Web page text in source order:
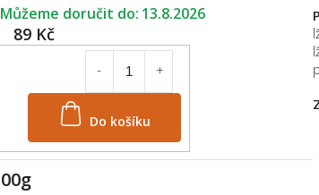
89 Kč
Do košíku
13.8.2026